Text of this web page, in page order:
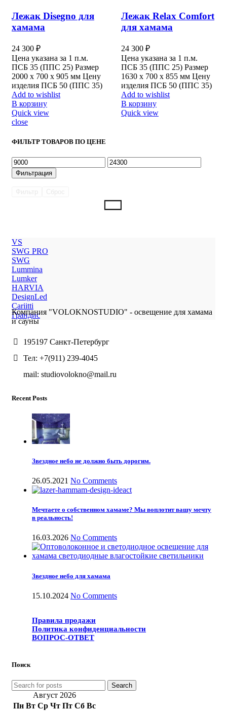
close
ФИЛЬТР ТОВАРОВ ПО ЦЕНЕ
Минимальная
цена
Максимальная
цена
Фильтрация
Фильтр Сброс
Лежак Disegno для
хамама
24 300 ₽
Цена указана за 1 п.м.
ПСБ 35 (ППС 25) Размер
2000 х 700 х 905 мм Цену
изделия ПСБ 50 (ППС 35)
Add to wishlist
В корзину
Quick view
Лежак Relax Comfort
для хамама
24 300 ₽
Цена указана за 1 п.м.
ПСБ 35 (ППС 25) Размер
1630 х 700 х 855 мм Цену
изделия ПСБ 50 (ППС 35)
Add to wishlist
В корзину
Quick view
VS
SWG PRO
SWG
Lummina
Lumker
HARVIA
DesignLed
Cariitti
Грандис
Компания "VOLOKNOSTUDIO" - освещение для хамама
и сауны
195197 Санкт-Петербург
Тел: +7(911) 239-4045
mail: studiovolokno@mail.ru
Recent Posts
Звездное небо не должно быть дорогим.
26.05.2021 No Comments
Мечтаете о собственном хамаме? Мы воплотит вашу мечту
в реальность!
16.03.2026 No Comments
Звездное небо для хамама
15.10.2024 No Comments
Правила продажи
Политика конфиденциальности
ВОПРОС-ОТВЕТ
Поиск
Search
Август 2026
Пн Вт Ср Чт Пт Сб Вс